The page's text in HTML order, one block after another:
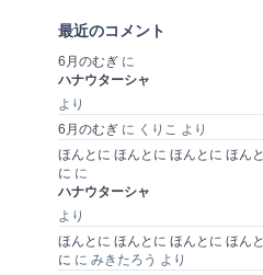
最近のコメント
6月のむぎ に
ハナウターシャ
より
6月のむぎ に くりこ より
ほんとに ほんとに ほんとに ほんと
に に
ハナウターシャ
より
ほんとに ほんとに ほんとに ほんと
に に みきたろう より